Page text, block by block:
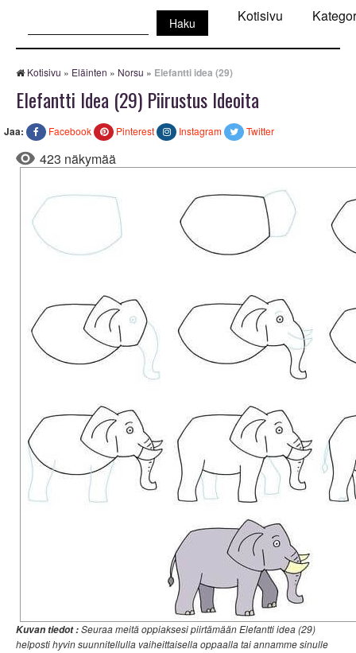
Kotisivu
Kotisivu » Eläinten » Norsu » Elefantti idea (29)
Elefantti Idea (29) Piirustus Ideoita
Jaa: Facebook Pinterest Instagram Twitter
423 näkymää
Kuvan tiedot :Seuraa meitä oppiaksesi piirtämään Elefantti idea (29)
helposti hyvin suunnitellulla vaiheittaisella oppaalla tai annamme sinulle